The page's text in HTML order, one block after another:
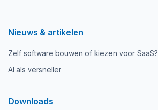
Nieuws & artikelen
Zelf software bouwen of kiezen voor SaaS?
AI als versneller
Downloads